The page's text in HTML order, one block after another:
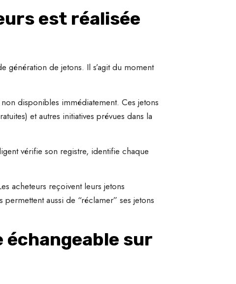
est réalisée
génération de jetons. Il s’agit du moment
disponibles immédiatement. Ces jetons
et autres initiatives prévues dans la
vérifie son registre, identifie chaque
acheteurs reçoivent leurs jetons
aussi de “réclamer” ses jetons
sur